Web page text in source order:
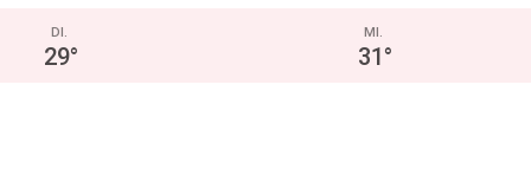
DI.
29°
MI.
31 °